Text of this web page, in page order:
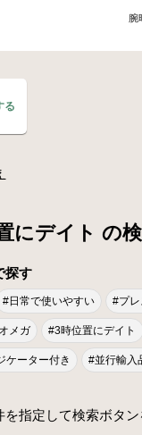
腕
る
にデイト の
探す
#日常で使いやすい #プ
メガ #3時位置にデイト
ケーター付き #並行輸入
指定して検索ボタン